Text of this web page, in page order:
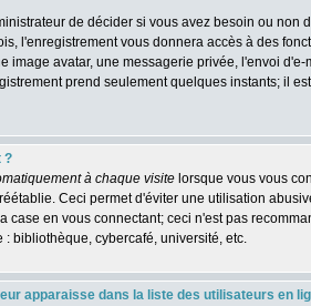
de décider si vous avez besoin ou non
l'enregistrement vous donnera accès à des
image avatar, une messagerie privée, l'envoi d'e-
prend seulement quelques instants; il
?
à chaque visite lorsque vous vous
Ceci permet d'éviter une utilisation
case en vous connectant; ceci n'est pas
bibliothèque, cybercafé, université, etc.
apparaisse dans la liste des utilisateurs en